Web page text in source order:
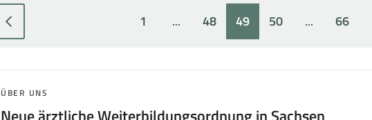
Zur
Seite
wechseln
Seite:
1 ...Ausgeblendete
2
Seite:
48 Seite:
49 Seite:
50 ...
51
Seite:
66
THEMA:
ÜBER UNS